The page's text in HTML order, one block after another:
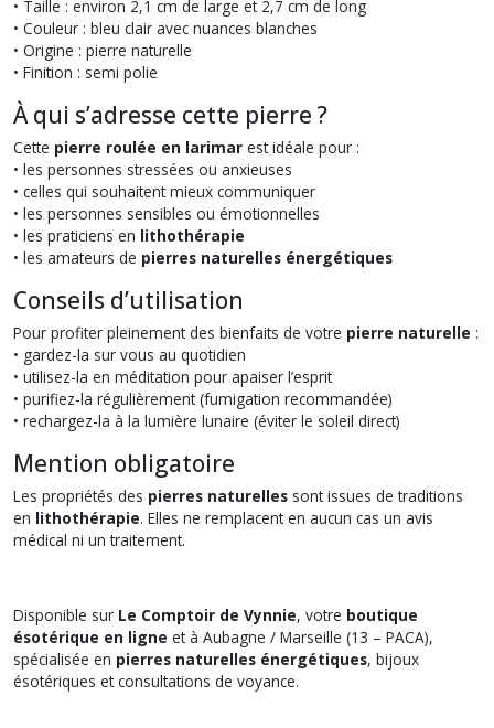
• Taille : environ 2,1 cm de large et 2,7 cm de long
• Couleur : bleu clair avec nuances blanches
• Origine : pierre naturelle
• Finition : semi polie
À qui s’adresse cette pierre ?
Cette pierre roulée en larimar est idéale pour :
• les personnes stressées ou anxieuses
• celles qui souhaitent mieux communiquer
• les personnes sensibles ou émotionnelles
• les praticiens en lithothérapie
• les amateurs de pierres naturelles énergétiques
Conseils d’utilisation
Pour profiter pleinement des bienfaits de votre pierre naturelle :
• gardez-la sur vous au quotidien
• utilisez-la en méditation pour apaiser l’esprit
• purifiez-la régulièrement (fumigation recommandée)
• rechargez-la à la lumière lunaire (éviter le soleil direct)
Mention obligatoire
Les propriétés des pierres naturelles sont issues de traditions
en lithothérapie. Elles ne remplacent en aucun cas un avis
médical ni un traitement.
Disponible sur Le Comptoir de Vynnie, votre boutique
ésotérique en ligne et à Aubagne / Marseille (13 – PACA),
spécialisée en pierres naturelles énergétiques, bijoux
ésotériques et consultations de voyance.